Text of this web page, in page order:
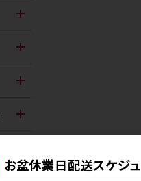
お盆休業日配送スケジ